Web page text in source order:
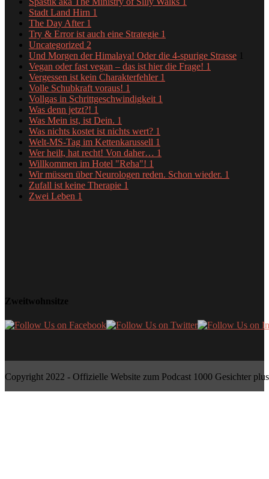
Stadt Land Hirn 1
The Day After 1
Try & Error ist auch eine Strategie 1
Uncategorized 2
Und Morgen der Himalaya! Oder die 4-spurige Strasse 1
Vegan oder fast vegan – das ist hier die Frage! 1
Vergessen ist kein Charakterfehler 1
Volle Schubkraft voraus! 1
Vollgas in Schrittgeschwindigkeit 1
Was denn jetzt?! 1
Was Mein ist, ist Dein. 1
Was nichts kostet ist nichts wert? 1
Welt-MS-Tag im Kettenkarussell 1
Wer heilt, hat recht! Von daher… 1
Willkommen im Hotel "Reha"! 1
Wir müssen über Neurologen reden. Schon wieder. 1
Zufall ist keine Therapie 1
Zwei Leben 1
Zweitwohnsitze
Copyright 2022 - Offizielle Website zum Podcast 1000 Gesichter